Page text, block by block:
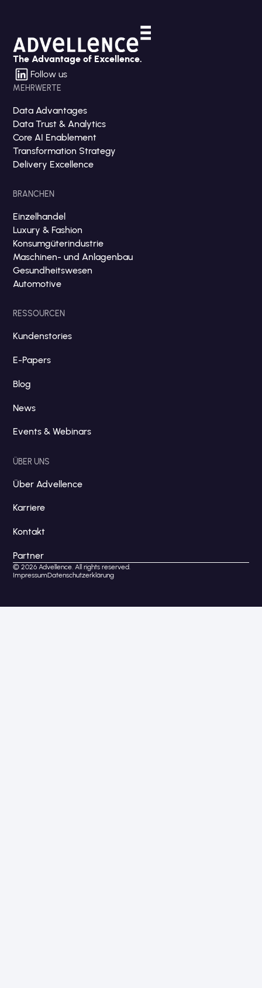
The Advantage of Excellence.
Follow us
MEHRWERTE
Data Advantages
Data Trust & Analytics
Core AI Enablement
Transformation Strategy
Delivery Excellence
BRANCHEN
Einzelhandel
Luxury & Fashion
Konsumgüterindustrie
Maschinen- und Anlagenbau
Gesundheitswesen
Automotive
RESSOURCEN
Kundenstories
E-Papers
Blog
News
Events & Webinars
ÜBER UNS
Über Advellence
Karriere
Kontakt
Partner
© 2026 Advellence. All rights reserved.
ImpressumDatenschutzerklärung